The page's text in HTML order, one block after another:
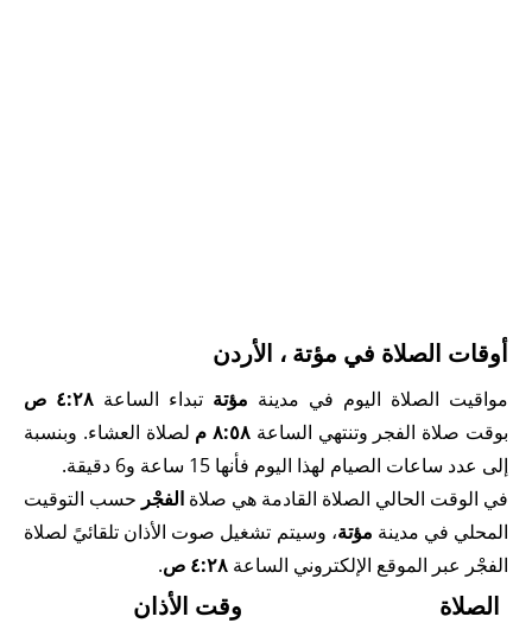
أوقات الصلاة في مؤتة ، الأردن
مواقيت الصلاة اليوم في مدينة مؤتة تبداء الساعة ٤:٢٨ ص
بوقت صلاة الفجر وتنتهي الساعة ٨:٥٨ م
لصلاة العشاء. وبنسبة
إلى عدد ساعات الصيام لهذا اليوم فأنها 15 ساعة و6 دقيقة.
في الوقت الحالي الصلاة القادمة هي صلاة الفجْر حسب التوقيت
المحلي في مدينة مؤتة، وسيتم تشغيل صوت الأذان تلقائيً لصلاة
الفجْر عبر الموقع الإلكتروني الساعة ٤:٢٨ ص .
الصلاة
وقت الأذان